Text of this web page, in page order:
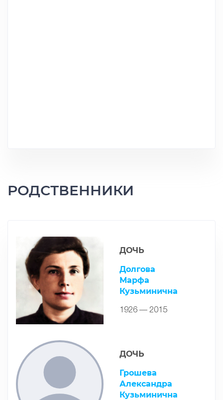
РОДСТВЕННИКИ
ДОЧЬ
Долгова
Марфа
Кузьминична
1926 — 2015
ДОЧЬ
Грошева
Александра
Кузьминична